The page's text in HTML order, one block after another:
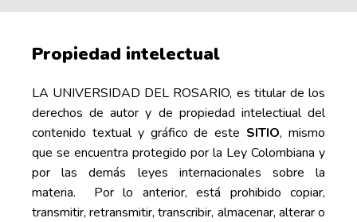
Propiedad intelectual
LA UNIVERSIDAD DEL ROSARIO, es titular de los
derechos de autor y de propiedad intelectiual del
contenido textual y gráfico de este SITIO, mismo
que se encuentra protegido por la Ley Colombiana y
por las demás leyes internacionales sobre la
materia. Por lo anterior, está prohibido copiar,
transmitir, retransmitir, transcribir, almacenar, alterar o